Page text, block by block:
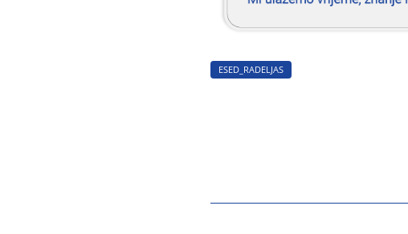
ESED_RADELJAS